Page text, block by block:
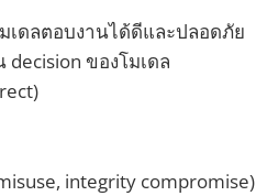
เดลตอบงานได้ดีและปลอดภัย
decision ของโมเดล
integrity compromise)